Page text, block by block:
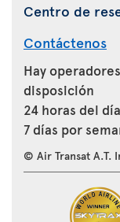
Centro de
Contáctenos
Hay
disposición
24 horas del día
7 días por
© Air Transat A.T.